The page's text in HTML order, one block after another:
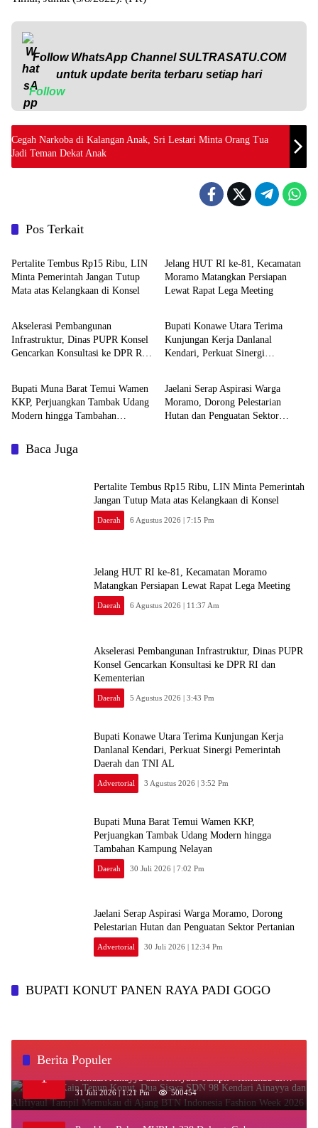
Follow WhatsApp ChannelSULTRASATU.COM
untuk update berita terbaru setiap hari
Follow
Cegah Narkoba di Kalangan Anak, Sri Lestari Minta Orang Tua
Jadi Teman Dekat Anak
Pos Terkait
Daerah
‎Pertalite Tembus Rp15 Ribu, LIN
Minta Pemerintah Jangan Tutup
Mata atas Kelangkaan di Konsel
‎Jelang HUT RI ke-81, Kecamatan
Moramo Matangkan Persiapan
Lewat Rapat Lega Meeting
Daerah
Akselerasi Pembangunan
Infrastruktur, Dinas PUPR Konsel
Gencarkan Konsultasi ke DPR RI
Advertorial
Bupati Konawe Utara Terima
Kunjungan Kerja Danlanal
Kendari, Perkuat Sinergi
Daerah
‎Bupati Muna Barat Temui Wamen
KKP, Perjuangkan Tambak Udang
Modern hingga Tambahan
Advertorial
Jaelani Serap Aspirasi Warga
Moramo, Dorong Pelestarian
Hutan dan Penguatan Sektor
Baca Juga
‎Pertalite Tembus Rp15 Ribu, LIN Minta Pemerintah
Jangan Tutup Mata atas Kelangkaan di Konsel
Daerah 6 Agustus 2026 | 7:15 Pm
‎Jelang HUT RI ke-81, Kecamatan Moramo
Matangkan Persiapan Lewat Rapat Lega Meeting
Daerah 6 Agustus 2026 | 11:37 Am
Akselerasi Pembangunan Infrastruktur, Dinas PUPR
Konsel Gencarkan Konsultasi ke DPR RI dan
Kementerian
Daerah 5 Agustus 2026 | 3:43 Pm
Bupati Konawe Utara Terima Kunjungan Kerja
Danlanal Kendari, Perkuat Sinergi Pemerintah
Daerah dan TNI AL
Advertorial 3 Agustus 2026 | 3:52 Pm
‎Bupati Muna Barat Temui Wamen KKP,
Perjuangkan Tambak Udang Modern hingga
Tambahan Kampung Nelayan
Daerah 30 Juli 2026 | 7:02 Pm
Jaelani Serap Aspirasi Warga Moramo, Dorong
Pelestarian Hutan dan Penguatan Sektor Pertanian
Advertorial 30 Juli 2026 | 12:34 Pm
BUPATI KONUT PANEN RAYA PADI GOGO
Berita Populer
1
‎Kenakan Kain Tenun Konut, Dua Siswa SDN 98
Kendari Ainayya dan Alifiyaul Tampil Memukau di
Ajang BTN Indonesia Fashion Week 2026
31 Juli 2026 | 1:21 Pm 500454